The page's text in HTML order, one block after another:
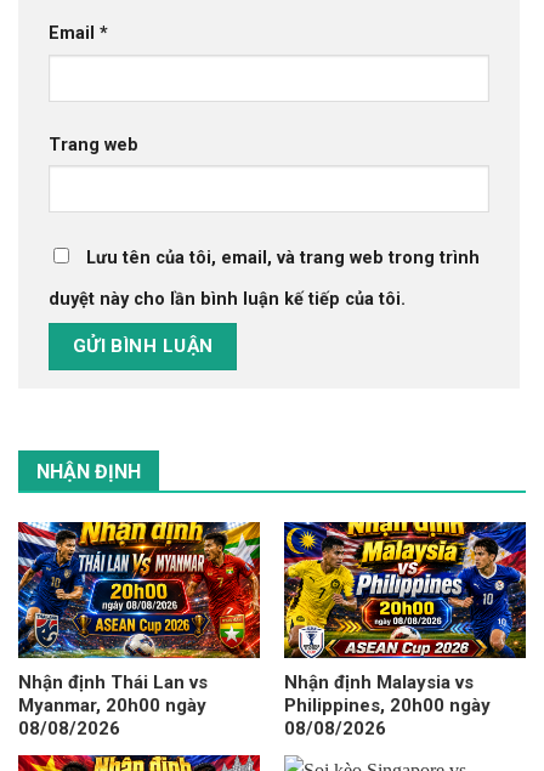
Email *
Trang web
Lưu tên của tôi, email, và trang web trong trình
duyệt này cho lần bình luận kế tiếp của tôi.
NHẬN ĐỊNH
Nhận định Thái Lan vs
Myanmar, 20h00 ngày
08/08/2026
Nhận định Malaysia vs
Philippines, 20h00 ngày
08/08/2026